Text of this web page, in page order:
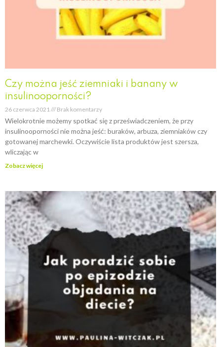
Czy można jeść ziemniaki i banany w
insulinooporności?
26 czerwca 2021 Brak komentarzy
Wielokrotnie możemy spotkać się z przeświadczeniem, że przy
insulinooporności nie można jeść: buraków, arbuza, ziemniaków czy
gotowanej marchewki. Oczywiście lista produktów jest szersza,
wliczając w
Zobacz więcej